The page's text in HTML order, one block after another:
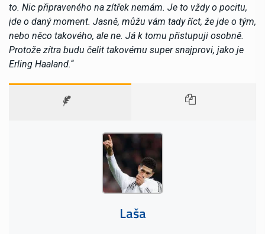
to. Nic připraveného na zítřek nemám. Je to vždy o pocitu,
jde o daný moment. Jasně, můžu vám tady říct, že jde o tým,
nebo něco takového, ale ne. Já k tomu přistupuji osobně.
Protože zítra budu čelit takovému super snajprovi, jako je
Erling Haaland.“
Laša